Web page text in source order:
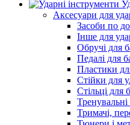
Аксесуари для
Засоби по
Інше для
Обручі для
Педалі для
Пластики
Стійки для
Стільці для
Тримачі,